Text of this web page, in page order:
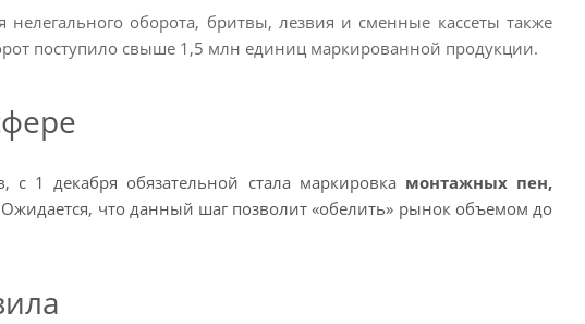
нелегального оборота, бритвы, лезвия и сменные кассеты также
поступило свыше 1,5 млн единиц маркированной продукции.
с 1 декабря обязательной стала маркировка монтажных пен,
что данный шаг позволит «обелить» рынок объемом до